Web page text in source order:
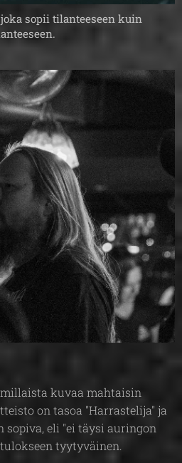
sopii tilanteeseen kuin
kuvaa mahtaisin
on tasoa "Harrastelija" ja
eli "ei täysi auringon
tyytyväinen.